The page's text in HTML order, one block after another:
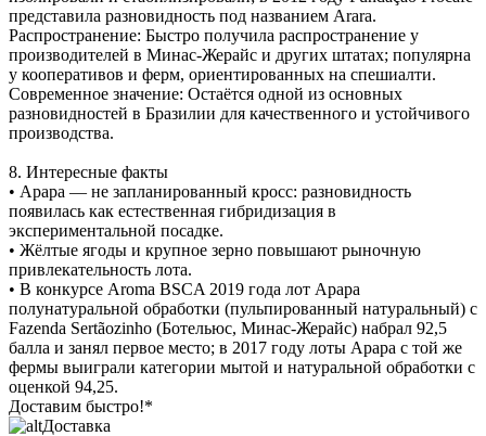
представила разновидность под названием Arara.
Распространение: Быстро получила распространение у
производителей в Минас-Жерайс и других штатах; популярна
у кооперативов и ферм, ориентированных на спешиалти.
Современное значение: Остаётся одной из основных
разновидностей в Бразилии для качественного и устойчивого
производства.
8. Интересные факты
• Арара — не запланированный кросс: разновидность
появилась как естественная гибридизация в
экспериментальной посадке.
• Жёлтые ягоды и крупное зерно повышают рыночную
привлекательность лота.
• В конкурсе Aroma BSCA 2019 года лот Арара
полунатуральной обработки (пульпированный натуральный) с
Fazenda Sertãozinho (Ботельюс, Минас-Жерайс) набрал 92,5
балла и занял первое место; в 2017 году лоты Арара с той же
фермы выиграли категории мытой и натуральной обработки с
оценкой 94,25.
Доставим быстро!*
Доставка